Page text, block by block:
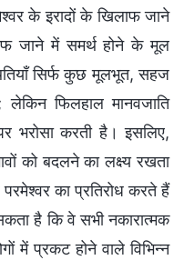
के इरादों के खिलाफ जाने
जाने में समर्थ होने के मूल
सिर्फ कुछ मूलभूत, सहज
फिलहाल मानवजाति
भरोसा करती है। इसलिए,
को बदलने का लक्ष्य रखता
का प्रतिरोध करते हैं
है कि वे सभी नकारात्मक
में प्रकट होने वाले विभिन्न